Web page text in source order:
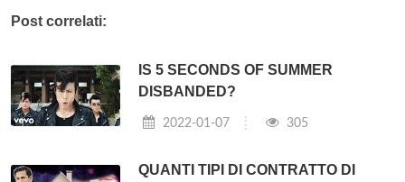
Post correlati:
IS 5 SECONDS OF SUMMER
DISBANDED?
2022-01-07 305
QUANTI TIPI DI CONTRATTO DI